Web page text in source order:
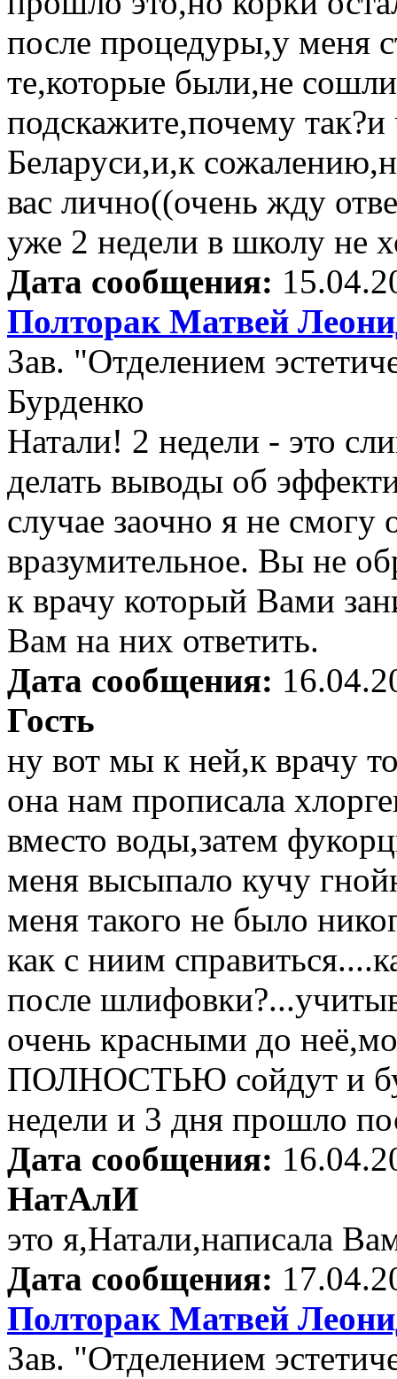
после процедуры,у меня
те,которые были,не
подскажите,почему так?и
Беларуси,и,к
вас лично((очень жду
уже 2 недели в школу не
Дата сообщения:
Полторак Матвей
Зав. "Отделением
Бурденко
Натали! 2 недели - это
делать выводы об
случае заочно я не смогу
вразумительное. Вы не
к врачу который Вами
Вам на них ответить.
Дата сообщения:
Гость
ну вот мы к ней,к врачу
она нам прописала
вместо воды,затем
меня высыпало кучу
меня такого не было
как с ниим
после
очень красными до
ПОЛНОСТЬЮ сойдут и
недели и 3 дня прошло
Дата сообщения:
НатАлИ
это я,Натали,написала
Дата сообщения:
Полторак Матвей
Зав. "Отделением